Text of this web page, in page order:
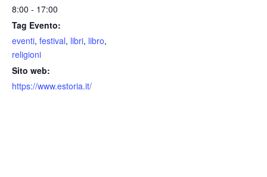
8:00 - 17:00
Tag Evento:
eventi, festival, libri, libro,
religioni
Sito web:
https://www.estoria.it/